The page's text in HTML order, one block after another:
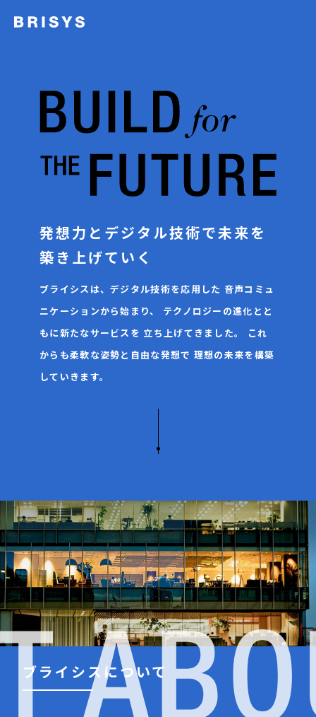
発想力とデジタル技術で未来を
築き上げていく
ブライシスは、デジタル技術を応用した 音声コミュ
ニケーションから始まり、
テクノロジーの進化とと
もに新たなサービスを 立ち上げてきました。
これ
からも柔軟な姿勢と自由な発想で 理想の未来を構築
していきます。
ブライシスについて